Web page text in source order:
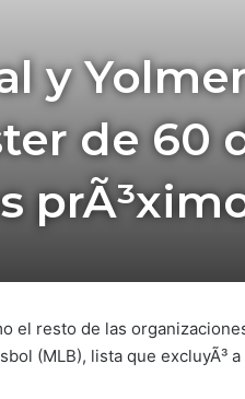
y
de 60
el resto de las
(MLB), lista que excluyÃ³